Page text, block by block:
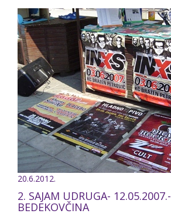
20.6.2012.
2. SAJAM UDRUGA- 12.05.2007.-
BEDEKOVČINA